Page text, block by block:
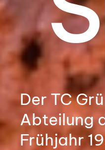
Der TC
Abteilung
Frühjahr